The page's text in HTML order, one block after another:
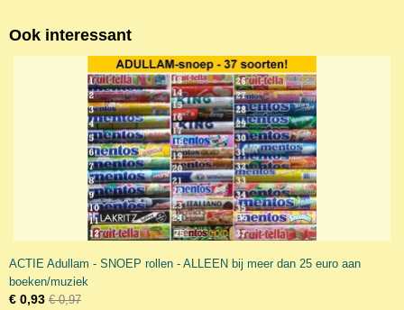
Ook interessant
ACTIE Adullam - SNOEP rollen - ALLEEN bij meer dan 25 euro aan
boeken/muziek
€ 0,93 € 0,97